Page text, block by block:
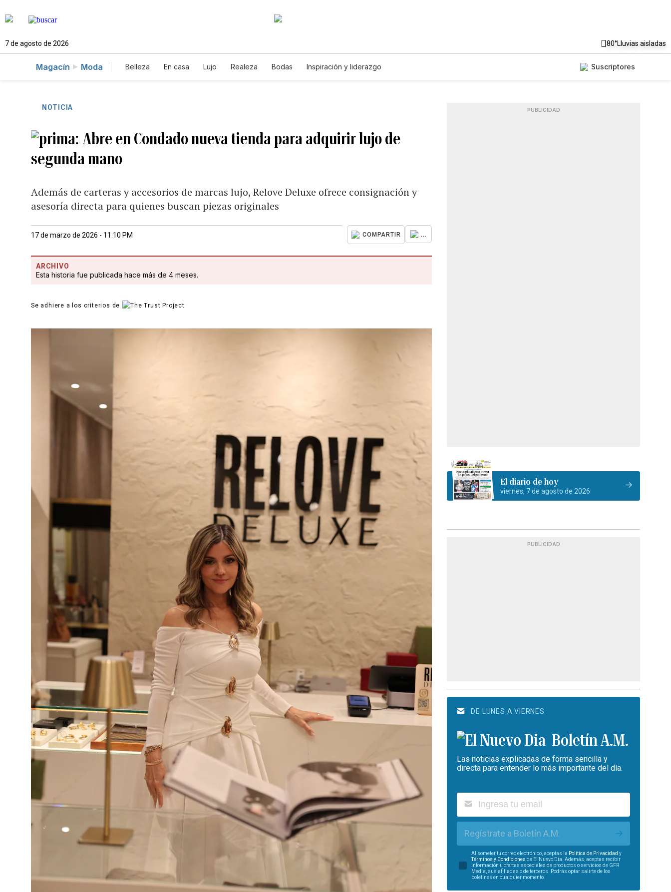
7 de agosto de 2026 80°Lluvias aisladas
Magacín Moda Belleza En casa Lujo Realeza Bodas Inspiración y liderazgo Suscriptores
NOTICIA
Abre en Condado nueva tienda para adquirir lujo de
segunda mano
Además de carteras y accesorios de marcas lujo, Relove Deluxe ofrece consignación y
asesoría directa para quienes buscan piezas originales
17 de marzo de 2026 - 11:10 PM COMPARTIR ...
ARCHIVO
Esta historia fue publicada hace más de 4 meses.
Se adhiere a los criterios de
PUBLICIDAD
El diario de hoy
viernes, 7 de agosto de 2026
PUBLICIDAD
DE LUNES A VIERNES
Boletín A.M.
Las noticias explicadas de forma sencilla y
directa para entender lo más importante del día.
Regístrate a Boletín A.M.
Al someter tu correo electrónico, aceptas la Política de Privacidad y
Términos y Condiciones de El Nuevo Día. Además, aceptas recibir
información u ofertas especiales de productos o servicios de GFR
Media, sus afiliadas o de terceros. Podrás optar salirte de los
boletines en cualquier momento.